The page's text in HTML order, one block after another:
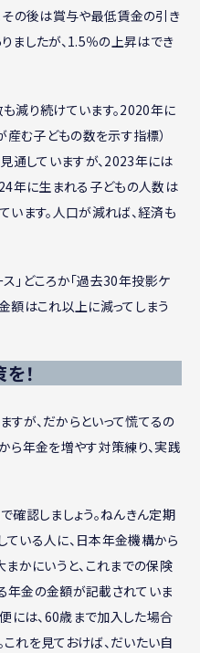
その後は賞与や最低賃金の引き
ましたが、1.5％の上昇はでき
減り続けています。2020年に
む子どもの数を示す指標）
通していますが、2023年には
年に生まれる子どもの人数は
ます。人口が減れば、経済も
」どころか「過去30年投影ケ
額はこれ以上に減ってしまう
！
が、だからといって慌てるの
ら年金を増やす対策練り、実践
確認しましょう。ねんきん定期
いる人に、日本年金機構から
まかにいうと、これまでの保険
年金の金額が記載されていま
には、60歳まで加入した場合
れを見ておけば、だいたい自